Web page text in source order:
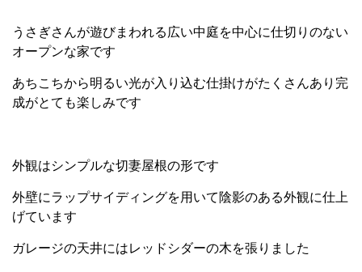
うさぎさんが遊びまわれる広い中庭を中心に仕切りのない
オープンな家です
あちこちから明るい光が入り込む仕掛けがたくさんあり完
成がとても楽しみです
外観はシンプルな切妻屋根の形です
外壁にラップサイディングを用いて陰影のある外観に仕上
げています
ガレージの天井にはレッドシダーの木を張りました